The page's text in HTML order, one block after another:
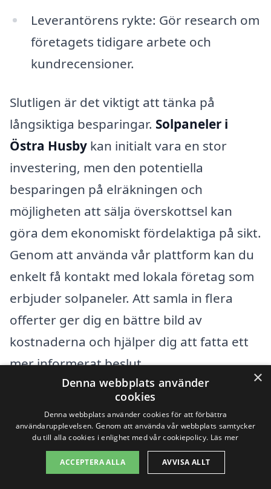
Leverantörens rykte: Gör research om
företagets tidigare arbete och
kundrecensioner.
Slutligen är det viktigt att tänka på
långsiktiga besparingar. Solpaneler i
Östra Husby kan initialt vara en stor
investering, men den potentiella
besparingen på elräkningen och
möjligheten att sälja överskottsel kan
göra dem ekonomiskt fördelaktiga på sikt.
Genom att använda vår plattform kan du
enkelt få kontakt med lokala företag som
erbjuder solpaneler. Att samla in flera
offerter ger dig en bättre bild av
kostnaderna och hjälper dig att fatta ett
mer informerat beslut.
förpliktelser
×
Denna webbplats använder
cookies
Denna webbplats använder cookies för att förbättra
användarupplevelsen. Genom att använda vår webbplats samtycker
du till alla cookies i enlighet med vår cookiepolicy. Läs mer
ACCEPTERA ALLA AVVISA ALLT